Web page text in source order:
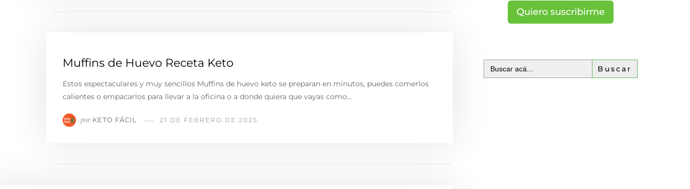
Muffins de Huevo Receta Keto
Estos espectaculares y muy sencillos Muffins de huevo keto se preparan en minutos, puedes comerlos
calientes o empacarlos para llevar a la oficina o a donde quiera que vayas como…
por KETO FÁCIL 21 DE FEBRERO DE 2025
Quiero suscribirme
Buscar: